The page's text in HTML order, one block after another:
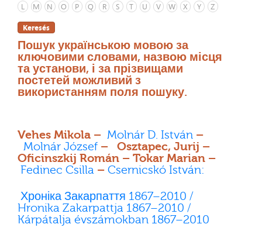
L
M N O P Q R S T U V W X Y Z
Keresés
Пошук українською мовою за
ключовими словами, назвою місця
та установи, і за прізвищами
постетей можливий з
використанням поля пошуку.
Vehes Mikola – Molnár D. István –
Molnár József – Osztapec, Jurij –
Oficinszkij Román – Tokar Marian –
Fedinec Csilla – Csernicskó István:
Хроніка Закарпаття 1867–2010 /
Hronika Zakarpattja 1867–2010 /
Kárpátalja évszámokban 1867–2010